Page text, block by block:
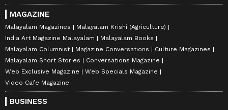
MAGAZINE
Malayalam Magazines
Malayalam Krishi (Agriculture)
India Art Magazine Malayalam
Malayalam Books
Malayalam Columnist
Magazine Conversations
Culture Magazines
Malayalam Short Stories
Conversations Magazine
Web Exclusive Magazine
Web Specials Magazine
Video Cafe Magazine
BUSINESS